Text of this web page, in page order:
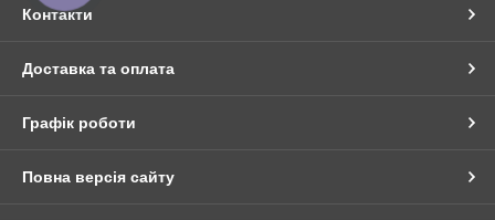
Контакти
Доставка та оплата
Графік роботи
Повна версія сайту